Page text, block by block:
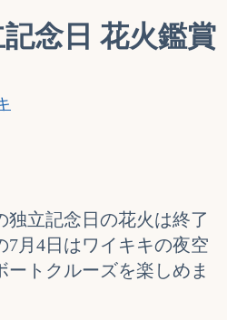
念日 花火鑑賞
独立記念日の花火は終了
7月4日はワイキキの夜空
ートクルーズを楽しめま